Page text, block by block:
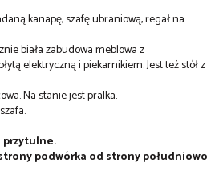
kanapę, szafę ubraniową, regał na
biała zabudowa meblowa z
elektryczną i piekarnikiem. Jest też stół z
Na stanie jest pralka.
przytulne.
podwórka od strony południowo